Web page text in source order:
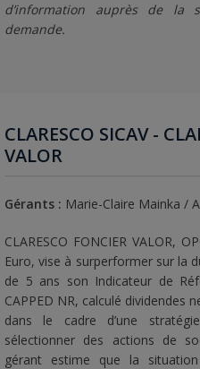
d’information auprès de la
demande.
CLARESCO SICAV -
VALOR
Gérants : Marie-Claire Mainka /
CLARESCO FONCIER VALOR,
Euro, vise à surperformer sur la
de 5 ans son Indicateur de
CAPPED NR, calculé dividendes
dans le cadre d’une
sélectionner des actions de
gérant estime que la